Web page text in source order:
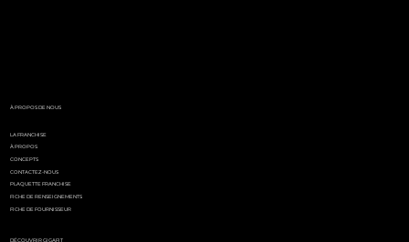
DÉCOUVRIR GIGAFIT
À PROPOS DE NOUS
LA FRANCHISE
À PROPOS
CONCEPTS
CONTACTEZ-NOUS
PLAQUETTE FRANCHISE
FICHE DE RENSEIGNEMENTS
FICHE DE FOURNISSEUR